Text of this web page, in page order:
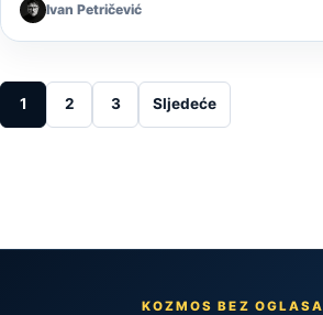
Ivan Petričević
Posts pagination
1 2 3 Sljedeće
KOZMOS BEZ OGLASA